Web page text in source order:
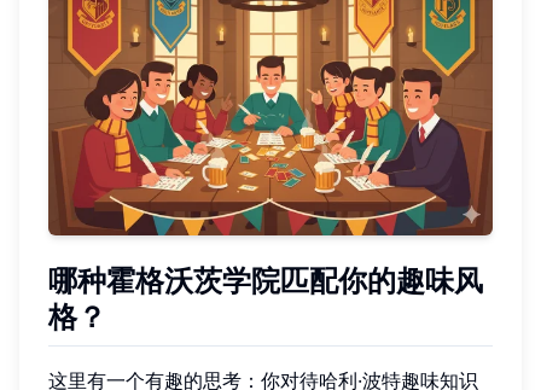
哪种霍格沃茨学院匹配你的趣味风
格？
这里有一个有趣的思考：你对待哈利·波特趣味知识